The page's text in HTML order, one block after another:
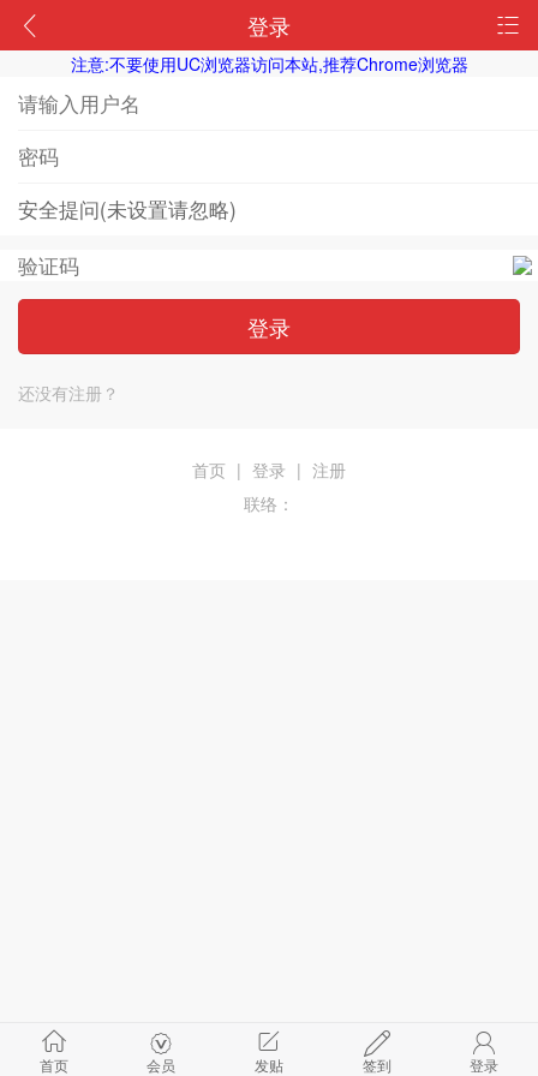
登录
注意:不要使用UC浏览器访问本站,推荐Chrome浏览器
登录
还没有注册？
首页 会员 发贴 签到 登录
首页 | 登录 | 注册
联络：